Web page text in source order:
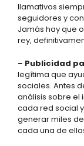
llamativos
seguidores y
Jamás hay que
rey,
– Publicidad
legítima que
sociales. Antes
análisis sobre el
cada red social
generar miles
cada una de